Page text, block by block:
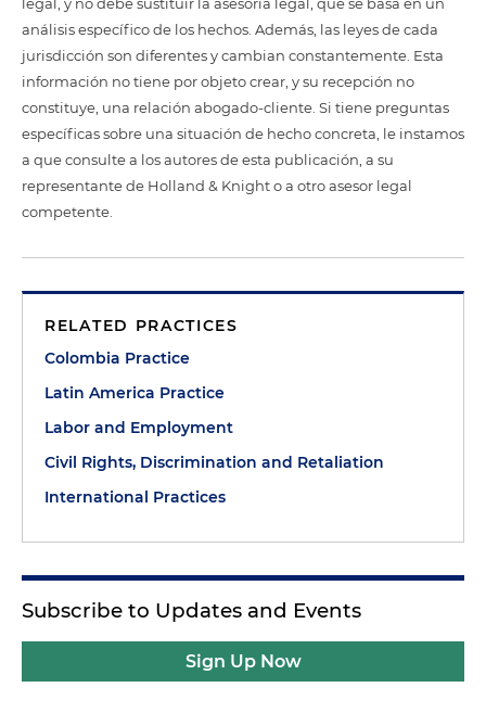
análisis específico de los hechos. Además, las leyes de cada
jurisdicción son diferentes y cambian constantemente. Esta
información no tiene por objeto crear, y su recepción no
constituye, una relación abogado-cliente. Si tiene preguntas
específicas sobre una situación de hecho concreta, le instamos
a que consulte a los autores de esta publicación, a su
representante de Holland & Knight o a otro asesor legal
competente.
RELATED PRACTICES
Colombia Practice
Latin America Practice
Labor and Employment
Civil Rights, Discrimination and Retaliation
International Practices
Subscribe to Updates and Events
Sign Up Now